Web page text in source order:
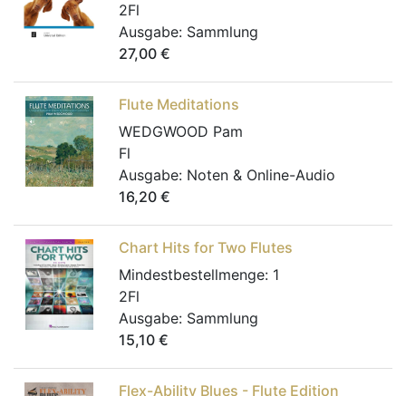
2Fl
Ausgabe: Sammlung
27,00 €
Flute Meditations
WEDGWOOD Pam
Fl
Ausgabe: Noten & Online-Audio
16,20 €
Chart Hits for Two Flutes
Mindestbestellmenge: 1
2Fl
Ausgabe: Sammlung
15,10 €
Flex-Ability Blues - Flute Edition